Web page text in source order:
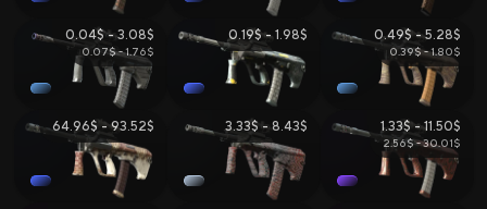
Все Сайты
Бонус за Регистрацию
Бонус к Депозиту
Ежедневный Бонус
Бонус к Продаже
Розыгрыши
0.04$ - 3.08$
0.07$ - 1.76$
0.19$ - 1.98$ 0.49$ - 5.28$
0.39$ - 1.80$
64.96$ - 93.52$ 3.33$ - 8.43$ 1.33$ - 11.50$
2.56$ - 30.01$